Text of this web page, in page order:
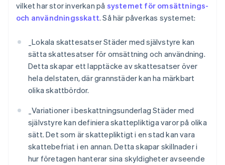
vilket har stor inverkan på systemet för omsättnings-
och användningsskatt. Så här påverkas systemet:
_Lokala skattesatserStäder med självstyre kan
sätta skattesatser för omsättning och användning.
Detta skapar ett lapptäcke av skattesatser över
hela delstaten, där grannstäder kan ha märkbart
olika skattbördor.
_Variationer i beskattningsunderlag Städer med
självstyre kan definiera skattepliktiga varor på olika
sätt. Det som är skattepliktigt i en stad kan vara
skattebefriat i en annan. Detta skapar skillnader i
hur företagen hanterar sina skyldigheter avseende